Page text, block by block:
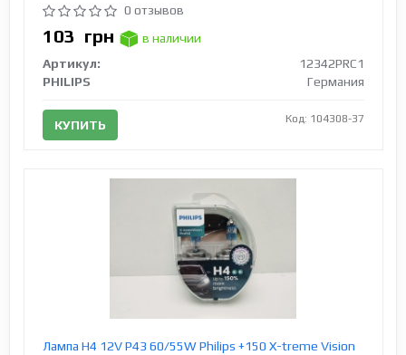
0 отзывов
103 грн
в наличии
Артикул:
12342PRC1
PHILIPS
Германия
КУПИТЬ Код: 104308-37
Лампа H4 12V Р43 60/55W Philips +150 X-treme Vision